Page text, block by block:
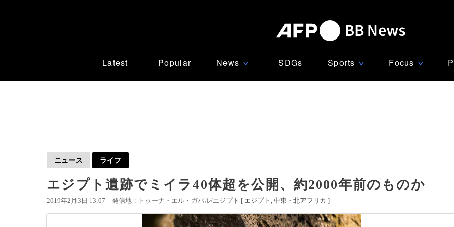
Latest Popular News ∨ SDGs Sports ∨ Focus ∨
ニュース ライフ
エジプト遺跡でミイラ40体超を公開、約2000年前のものか
2019年2月3日 13:07 発信地：トゥーナ・エル・ガバル/エジプト [ エジプト 中東・北アフリカ ]